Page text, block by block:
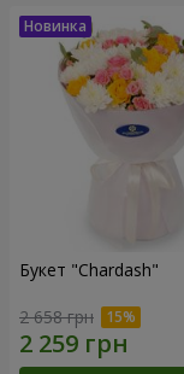
Букет "Chardash"
2 658 грн